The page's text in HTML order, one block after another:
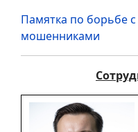
Памятка по борьбе
мошенниками